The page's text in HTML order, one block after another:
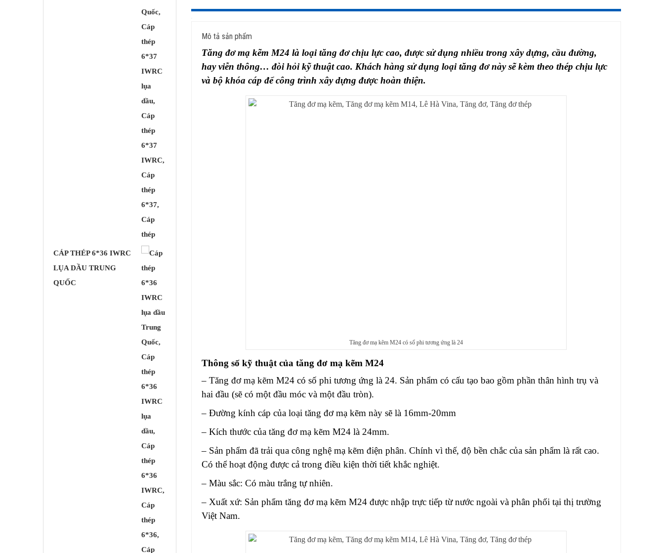
Mô tả sản phẩm
Tăng đơ mạ kẽm M24 là loại tăng đơ chịu lực cao, được sử dụng nhiều trong xây dựng, cầu đường,
hay viễn thông… đòi hỏi kỹ thuật cao. Khách hàng sử dụng loại tăng đơ này sẽ kèm theo thép chịu lực
và bộ khóa cáp để công trình xây dựng được hoàn thiện.
Tăng đơ mạ kẽm M24 có số phi tương ứng là 24
Thông số kỹ thuật của tăng đơ mạ kẽm M24
– Tăng đơ mạ kẽm M24 có số phi tương ứng là 24. Sản phẩm có cấu tạo bao gồm phần thân hình trụ và
hai đầu (sẽ có một đầu móc và một đầu tròn).
– Đường kính cáp của loại tăng đơ mạ kẽm này sẽ là 16mm-20mm
– Kích thước của tăng đơ mạ kẽm M24 là 24mm.
– Sản phẩm đã trải qua công nghệ mạ kẽm điện phân. Chính vì thế, độ bền chắc của sản phẩm là rất cao.
Có thể hoạt động được cả trong điều kiện thời tiết khắc nghiệt.
– Màu sắc: Có màu trắng tự nhiên.
– Xuất xứ: Sản phẩm tăng đơ mạ kẽm M24 được nhập trực tiếp từ nước ngoài và phân phối tại thị trường
Việt Nam.
CÁP THÉP 6*36 IWRC
LỤA DẦU TRUNG
QUỐC